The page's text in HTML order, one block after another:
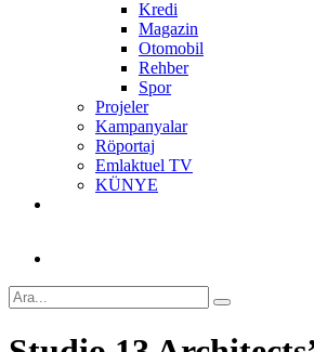
Kredi
Magazin
Otomobil
Rehber
Spor
Projeler
Kampanyalar
Röportaj
Emlaktuel TV
KÜNYE